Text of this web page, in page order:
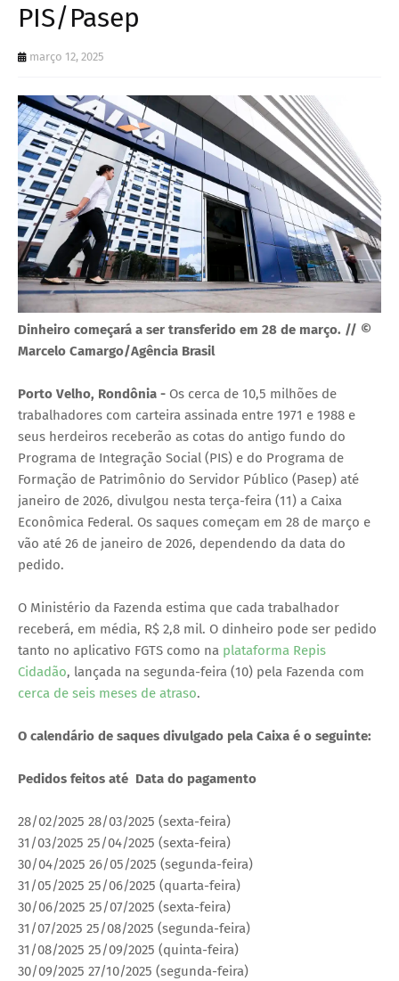
PIS/Pasep
março 12, 2025
Dinheiro começará a ser transferido em 28 de março. // ©
Marcelo Camargo/Agência Brasil
Porto Velho, Rondônia - Os cerca de 10,5 milhões de
trabalhadores com carteira assinada entre 1971 e 1988 e
seus herdeiros receberão as cotas do antigo fundo do
Programa de Integração Social (PIS) e do Programa de
Formação de Patrimônio do Servidor Público (Pasep) até
janeiro de 2026, divulgou nesta terça-feira (11) a Caixa
Econômica Federal. Os saques começam em 28 de março e
vão até 26 de janeiro de 2026, dependendo da data do
pedido.
O Ministério da Fazenda estima que cada trabalhador
receberá, em média, R$ 2,8 mil. O dinheiro pode ser pedido
tanto no aplicativo FGTS como na plataforma Repis
Cidadão, lançada na segunda-feira (10) pela Fazenda com
cerca de seis meses de atraso.
O calendário de saques divulgado pela Caixa é o seguinte:
Pedidos feitos até Data do pagamento
28/02/2025 28/03/2025 (sexta-feira)
31/03/2025 25/04/2025 (sexta-feira)
30/04/2025 26/05/2025 (segunda-feira)
31/05/2025 25/06/2025 (quarta-feira)
30/06/2025 25/07/2025 (sexta-feira)
31/07/2025 25/08/2025 (segunda-feira)
31/08/2025 25/09/2025 (quinta-feira)
30/09/2025 27/10/2025 (segunda-feira)